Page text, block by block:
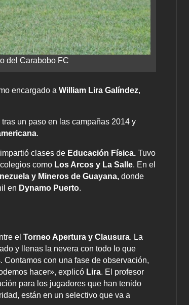
del Carabobo FC
encargado a William Lira Galíndez,
un paso en las campañas 2014 y
.
clases de Educación Física. Tuvo
como Los Arcos y La Salle. En el
y Mineros de Guayana, donde
en Dynamo Puerto.
el Torneo Apertura y Clausura. La
y llenas la nevera con todo lo que
con una fase de observación,
hacer», explicó Lira. El profesor
para los jugadores que han tenido
están en un selectivo que va a